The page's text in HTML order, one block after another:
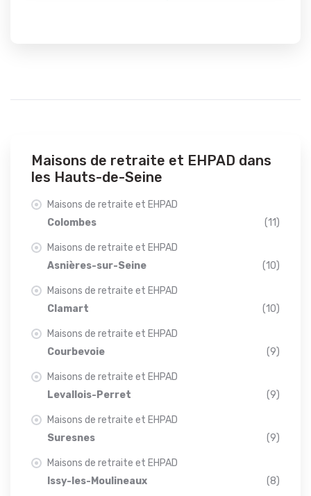
Maisons de retraite et EHPAD dans
les Hauts-de-Seine
Maisons de retraite et EHPAD
Colombes
(11)
Maisons de retraite et EHPAD
Asnières-sur-Seine
(10)
Maisons de retraite et EHPAD
Clamart
(10)
Maisons de retraite et EHPAD
Courbevoie
(9)
Maisons de retraite et EHPAD
Levallois-Perret
(9)
Maisons de retraite et EHPAD
Suresnes
(9)
Maisons de retraite et EHPAD
Issy-les-Moulineaux
(8)